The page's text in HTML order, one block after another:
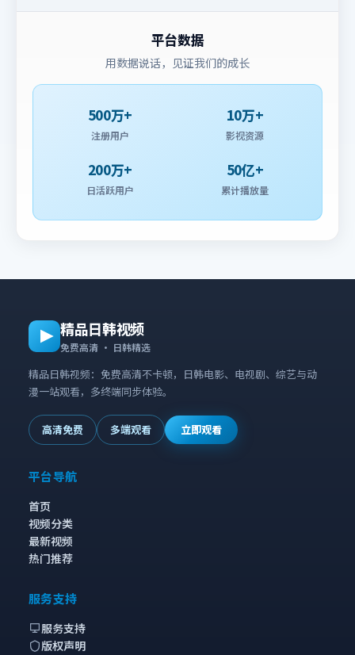
平台数据
用数据说话，见证我们的成长
500万+
注册用户
10万+
影视资源
200万+
日活跃用户
50亿+
累计播放量
精品日韩视频
免费高清 · 日韩精选
精品日韩视频：免费高清不卡顿，日韩电影、电视剧、综艺与动
漫一站观看，多终端同步体验。
高清免费 多端观看 立即观看
平台导航
首页
视频分类
最新视频
热门推荐
服务支持
服务支持
版权声明